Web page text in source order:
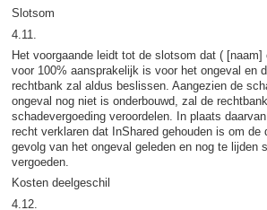
Slotsom
4.11.
Het voorgaande leidt tot de slotsom dat ( [naam]
voor 100% aansprakelijk is voor het ongeval en
rechtbank zal aldus beslissen. Aangezien de
ongeval nog niet is onderbouwd, zal de
schadevergoeding veroordelen. In plaats
recht verklaren dat InShared gehouden is om de
gevolg van het ongeval geleden en nog te lijden
vergoeden.
Kosten deelgeschil
4.12.